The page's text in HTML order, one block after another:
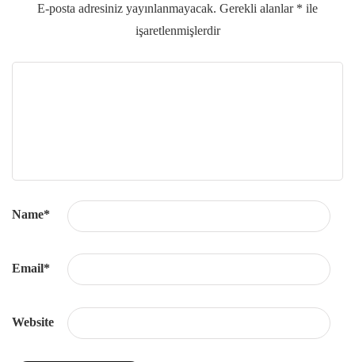
E-posta adresiniz yayınlanmayacak. Gerekli alanlar * ile
işaretlenmişlerdir
Name*
Email*
Website